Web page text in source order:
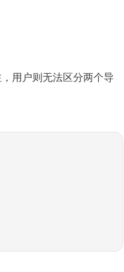
用户则无法区分两个导